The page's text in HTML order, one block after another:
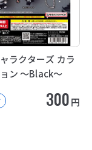
ラクターズ カラ
ン ～Black～
300円